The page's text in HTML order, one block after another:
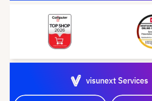
visunext Services